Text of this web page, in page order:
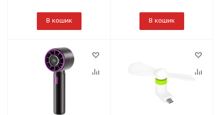
В кошик В кошик